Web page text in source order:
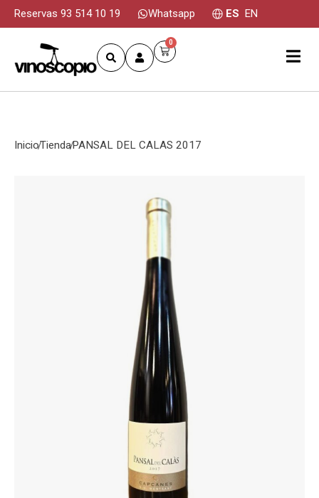
Reservas 93 514 10 19 Whatsapp ES EN
0
InicioTiendaPANSAL DEL CALAS 2017